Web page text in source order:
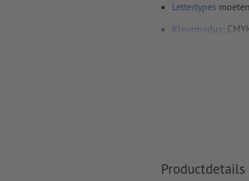
Lettertypes
Kleurmodus:
Hoe maak ik
Productdetails